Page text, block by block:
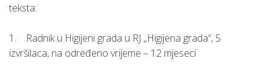
teksta:
1. Radnik u Higijeni grada u RJ „Higijena grada“, 5
izvršilaca, na određeno vrijeme – 12 mjeseci